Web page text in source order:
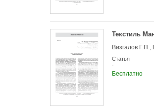
Текстиль
Визгалов
Статья
Бесплатно